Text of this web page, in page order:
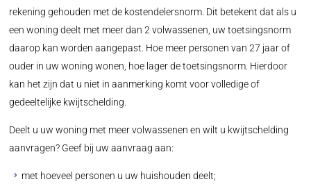
rekening gehouden met de kostendelersnorm. Dit betekent dat als u
een woning deelt met meer dan 2 volwassenen, uw toetsingsnorm
daarop kan worden aangepast. Hoe meer personen van 27 jaar of
ouder in uw woning wonen, hoe lager de toetsingsnorm. Hierdoor
kan het zijn dat u niet in aanmerking komt voor volledige of
gedeeltelijke kwijtschelding.
Deelt u uw woning met meer volwassenen en wilt u kwijtschelding
aanvragen? Geef bij uw aanvraag aan:
met hoeveel personen u uw huishouden deelt;